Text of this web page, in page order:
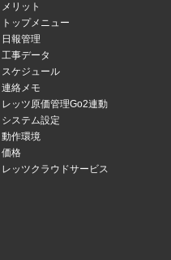
メリット
トップメニュー
日報管理
工事データ
スケジュール
連絡メモ
レッツ原価管理Go2連動
システム設定
動作環境
価格
レッツクラウドサービス